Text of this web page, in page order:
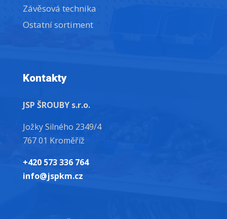
Závěsová technika
Ostatní sortiment
Kontakty
JSP ŠROUBY s.r.o.
Jožky Silného 2349/4
767 01 Kroměříž
+420 573 336 764
info@jspkm.cz